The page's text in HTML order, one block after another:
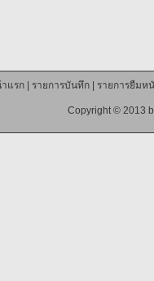
แรก| รายการบันทึก| รายการยืมห
Copyright © 2013